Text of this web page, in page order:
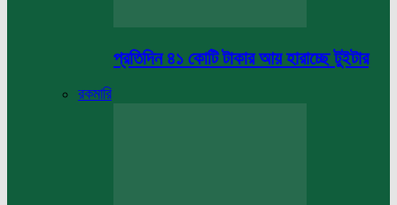
প্রতিদিন ৪১ কোটি টাকার আয় হারাচ্ছে টুইটার
রকমারি